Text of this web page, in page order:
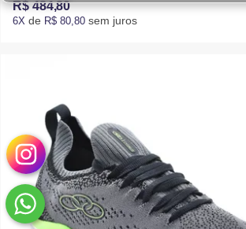
R$ 484,80
6X de R$ 80,80 sem juros